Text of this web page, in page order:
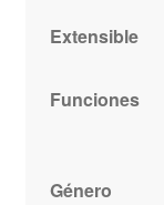
Extensible
Funciones
Género